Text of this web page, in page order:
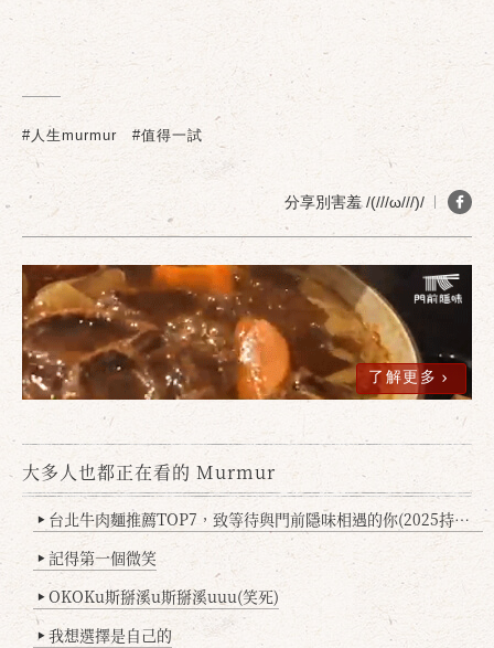
#人生murmur #值得一試
分享別害羞 /(///ω///)/
了解更多
大多人也都正在看的 Murmur
▶ 台北牛肉麵推薦TOP7，致等待與門前隱味相遇的你(2025持續更新
▶ 記得第一個微笑
▶ OKOKu斯掰溪u斯掰溪uuu(笑死)
▶ 我想選擇是自己的
確定 取消